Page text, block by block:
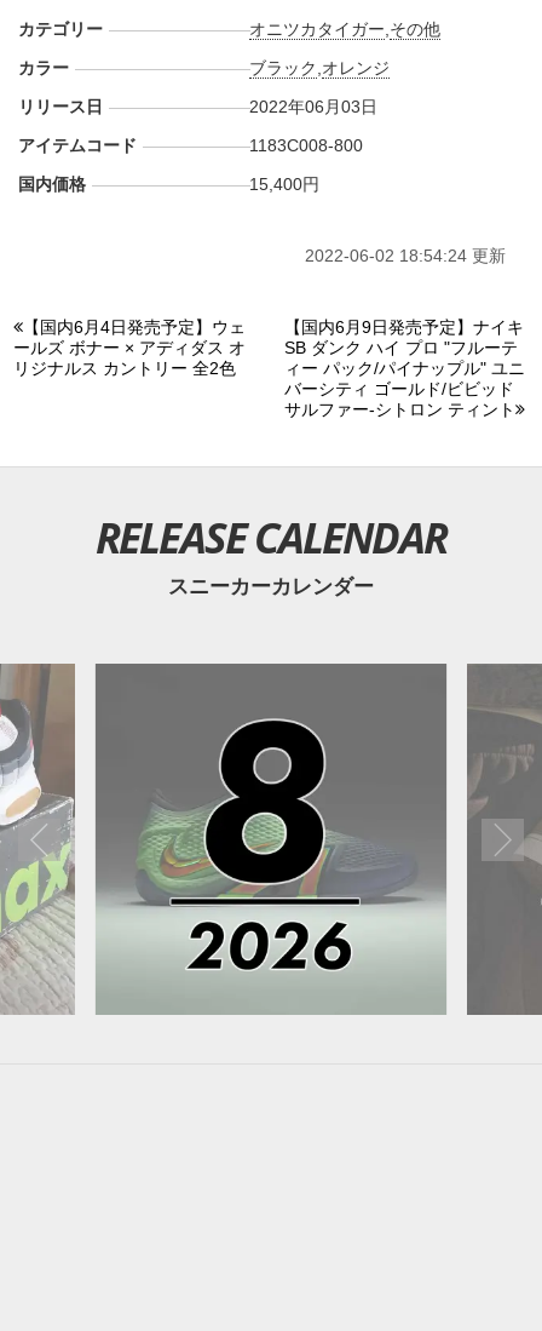
カテゴリー オニツカタイガー その他
カラー
ブラック オレンジ
リリース日
2022年06月03日
アイテムコード
1183C008-800
国内価格
15,400円
2022-06-02 18:54:24 更新
【国内6月4日発売予定】ウェ
ールズ ボナー × アディダス オ
リジナルス カントリー 全2色
【国内6月9日発売予定】ナイキ
SB ダンク ハイ プロ "フルーテ
ィー パック/パイナップル" ユニ
バーシティ ゴールド/ビビッド
サルファー-シトロン ティント
RELEASE CALENDAR
スニーカーカレンダー